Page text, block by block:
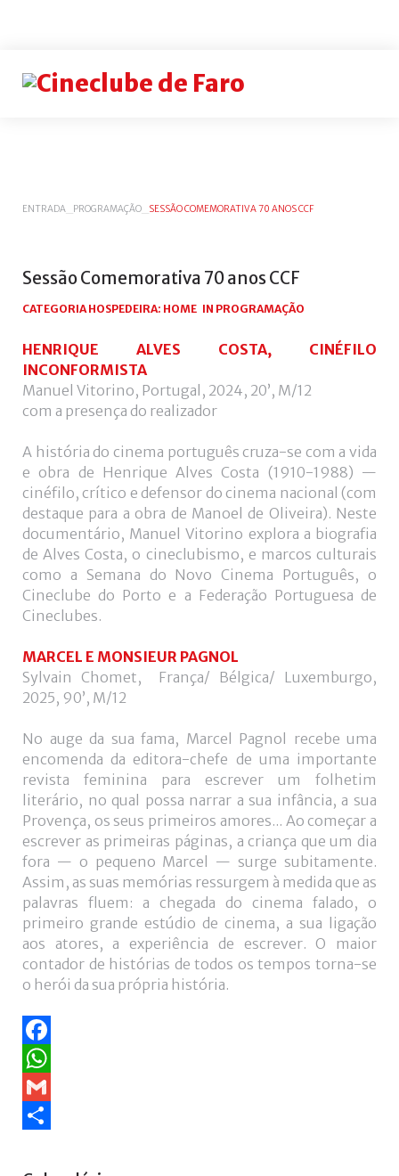
ENTRADA PROGRAMAÇÃO SESSÃO COMEMORATIVA 70 ANOS CCF
SessãoComemorativa 70anosCCF
CATEGORIA HOSPEDEIRA: HOME IN PROGRAMAÇÃO
HENRIQUE ALVES COSTA, CINÉFILO
INCONFORMISTA
Manuel Vitorino, Portugal, 2024, 20’, M/12
com a presença do realizador
A história do cinema português cruza-se com a vida
e obra de Henrique Alves Costa (1910-1988) —
cinéfilo, crítico e defensor do cinema nacional (com
destaque para a obra de Manoel de Oliveira). Neste
documentário, Manuel Vitorino explora a biografia
de Alves Costa, o cineclubismo, e marcos culturais
como a Semana do Novo Cinema Português, o
Cineclube do Porto e a Federação Portuguesa de
Cineclubes.
MARCEL E MONSIEUR PAGNOL
Sylvain Chomet, França/ Bélgica/ Luxemburgo,
2025, 90’, M/12
No auge da sua fama, Marcel Pagnol recebe uma
encomenda da editora-chefe de uma importante
revista feminina para escrever um folhetim
literário, no qual possa narrar a sua infância, a sua
Provença, os seus primeiros amores... Ao começar a
escrever as primeiras páginas, a criança que um dia
fora — o pequeno Marcel — surge subitamente.
Assim, as suas memórias ressurgem à medida que as
palavras fluem: a chegada do cinema falado, o
primeiro grande estúdio de cinema, a sua ligação
aos atores, a experiência de escrever. O maior
contador de histórias de todos os tempos torna-se
o herói da sua própria história.
Facebook
WhatsApp
Gmail
AnoMês
Próximo
Próximo
do
Esqueceu-
se
da
senha?
Login
Facebook
Google
+